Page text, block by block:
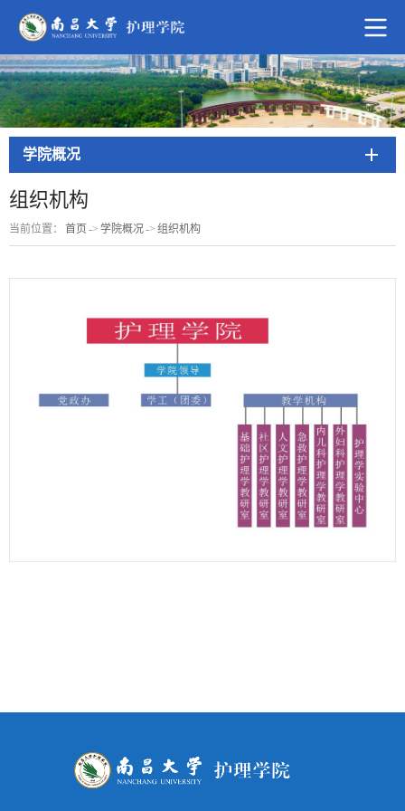
学院概况
组织机构
当前位置： 首页 -> 学院概况-> 组织机构